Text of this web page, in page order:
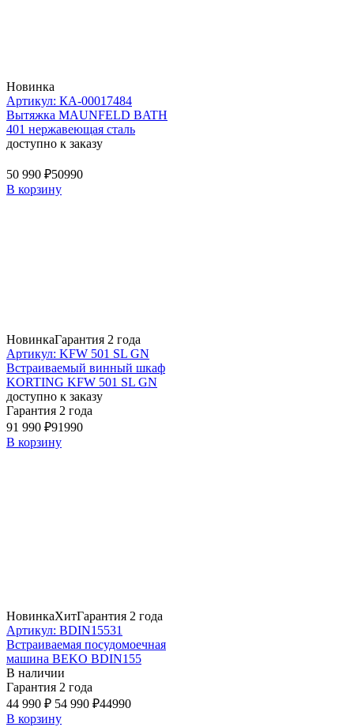
Новинка
Артикул: КА-00017484
Вытяжка MAUNFELD BATH
401 нержавеющая сталь
доступно к заказу
50 990 ₽50990
В корзину
НовинкаГарантия 2 года
Артикул: KFW 501 SL GN
Встраиваемый винный шкаф
KORTING KFW 501 SL GN
доступно к заказу
Гарантия 2 года
91 990 ₽91990
В корзину
НовинкаХитГарантия 2 года
Артикул: BDIN15531
Встраиваемая посудомоечная
машина BEKO BDIN155
В наличии
Гарантия 2 года
44 990 ₽ 54 990 ₽44990
В корзину